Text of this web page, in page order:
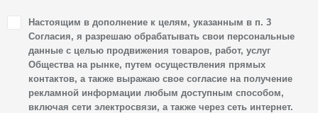
1. Настоящим я даю согласие Обществу на обработку
своих персональных данных, а именно: имени, отчества,
фамилии, контактных данных (включая номер телефона
и адрес электронной почты), адреса, сведений
о впечатлениях, интересах, предпочтениях
к автомобилю(-ям) и товарам/услугам, IP-адреса,
Настоящим в дополнение к целям, указанным в п. 3
Согласия, я разрешаю обрабатывать свои персональные
данные с целью продвижения товаров, работ, услуг
Общества на рынке, путем осуществления прямых
контактов, а также выражаю свое согласие на получение
рекламной информации любым доступным способом,
включая сети электросвязи, а также через сеть интернет.